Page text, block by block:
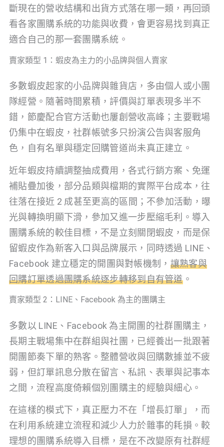
斷現在的營收結構和出貨方式落在哪一類，再回頭
看各家團購系統的功能與收費，會更容易找到真正
適合自己的那一套團購系統。
賣家類型 1：蝦皮為主力的小品牌與個人賣家
多數蝦皮起家的小品牌與雜貨店，多由個人或小團
隊經營。隨著時間累積，評價與訂單表現多半不
錯，節慶配合官方活動也屢創營收高峰；主要戰場
仍集中在蝦皮，社群帳號多只扮演公告與客服角
色，自有名單與穩定回購管道尚未真正建立。
近年蝦皮持續調整抽成費用，各式行銷方案、免運
補貼疊加後，部分品類與檔期的實際平台成本，往
往落在接近 2 成甚至更高的區間；不參加活動，曝
光與轉換明顯下滑，參加又進一步壓縮毛利。導入
團購系統的較佳目標，不是立刻關閉蝦皮，而是保
留蝦皮作為新客入口與品牌展示，同時透過 LINE、
Facebook 建立穩定的開團與對帳機制， 讓熟客與
回購訂單透過團購系統逐步轉移到自有管道。
賣家類型 2：LINE、Facebook 為主的團購主
多數以 LINE、Facebook 為主開團的社群團購主，
長期主戰場集中在群組與社團，已經養出一批跟著
開團節奏下單的熟客。整體營收與回購數據並不疲
弱，但訂單訊息分散在留言、私訊、表單與記事本
之間，流程高度倚賴個別團購主的經驗與細心。
在這樣的模式下，真正壓力不在「增長訂單」，而
在利用系統建立流程和減少人力於雜事的耗損。較
理想的團購系統導入目標，是在不改變原有社群經